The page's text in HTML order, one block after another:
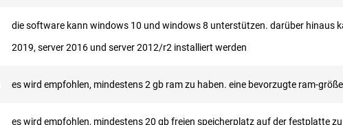
die software kann windows 10 und windows 8 unterstützen. darüber hinaus
2019, server 2016 und server 2012/r2 installiert werden
es wird empfohlen, mindestens 2 gb ram zu haben. eine bevorzugte ram-
es wird empfohlen, mindestens 20 gb freien speicherplatz auf der festplatte